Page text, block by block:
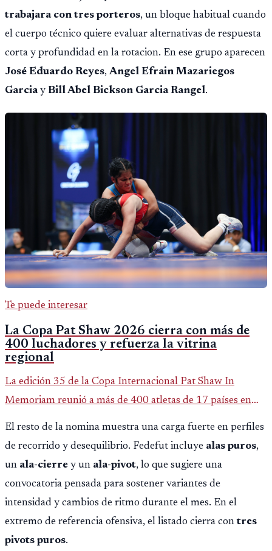
trabajara con tres porteros, un bloque habitual cuando
el cuerpo técnico quiere evaluar alternativas de respuesta
corta y profundidad en la rotacion. En ese grupo aparecen
José Eduardo Reyes,Angel Efrain Mazariegos
Garciay Bill Abel Bickson Garcia Rangel.
Te puede interesar
La Copa Pat Shaw 2026 cierra con más de
400 luchadores y refuerza la vitrina
regional
La edición 35 de la Copa Internacional Pat Shaw In
Memoriam reunió a más de 400 atletas de 17 países en
Guatemala y dejó una participación destacada de la
delegación nacional, según el balance oficial de CDAG.
El resto de la nomina muestra una carga fuerte en perfiles
de recorrido y desequilibrio. Fedefut incluye alas puros,
un ala-cierre y un ala-pivot, lo que sugiere una
convocatoria pensada para sostener variantes de
intensidad y cambios de ritmo durante el mes. En el
extremo de referencia ofensiva, el listado cierra contres
pivots puros.